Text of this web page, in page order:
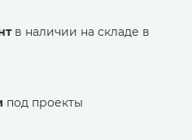
в наличии на складе в
под проекты